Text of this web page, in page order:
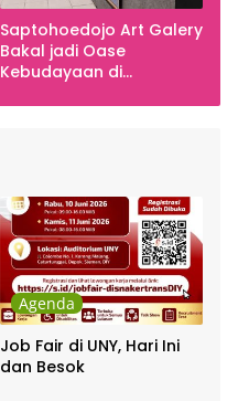
Saptohoedojo Art Galery
Bakal jadi Oase
Kebudayaan di
Agenda
Job Fair di UNY, Hari Ini
dan Besok